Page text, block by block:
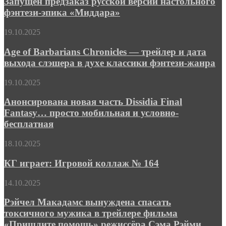
версии
настольного
эпика
фэнтези-эпика «Миддара»
Age
Barbarians
Chronicles
—
и
выхода
слэшера
в
классики
жанра
19.10.2025
Age of Barbarians Chronicles — трейлер и дата
выхода слэшера в духе классики фэнтези-жанра
Анонсирована
часть
Dissidia
Final
Fantasy…
мобильная
условно-
19.10.2025
Анонсирована новая часть Dissidia Final
Fantasy… просто мобильная и условно-
бесплатная
КГ
Игровой
коллаж
№
164
18.10.2025
КГ играет: Игровой коллаж № 164
Рэйчел
вынуждена
токсичного
14.10.2025
Рэйчел Макадамс вынуждена спасать
токсичного мужика в трейлере фильма